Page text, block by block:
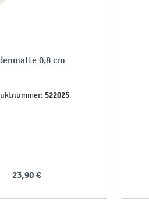
0,8 cm
522025
23,90 €